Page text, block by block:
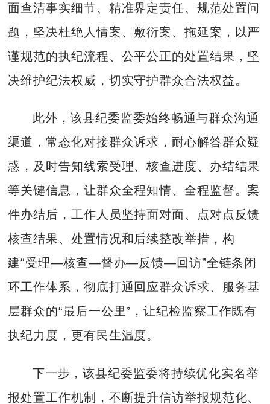
面查清事实细节、精准界定责任、规范处置问
题，坚决杜绝人情案、敷衍案、拖延案，以严
谨规范的执纪流程、公平公正的处置结果，坚
决维护纪法权威，切实守护群众合法权益。
此外，该县纪委监委始终畅通与群众沟通
渠道，常态化对接群众诉求，耐心解答群众疑
惑，及时告知线索受理、核查进度、办结结果
等关键信息，让群众全程知情、全程监督。案
件办结后，工作人员坚持面对面、点对点反馈
核查结果、处置情况和后续整改举措，构
建“受理—核查—督办—反馈—回访”全链条闭
环工作体系，彻底打通回应群众诉求、服务基
层群众的“最后一公里”，让纪检监察工作既有
执纪力度，更有民生温度。
下一步，该县纪委监委将持续优化实名举
报处置工作机制，不断提升信访举报规范化、